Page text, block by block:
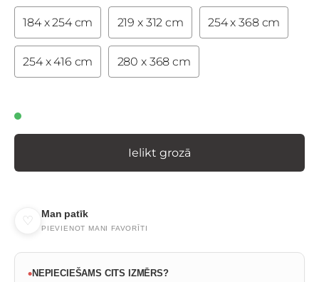
184 x 254 cm 219 x 312 cm 254 x 368 cm
254 x 416 cm 280 x 368 cm
Ielikt grozā
♡ Man patīk
PIEVIENOT MANI FAVORĪTI
•NEPIECIEŠAMS CITS IZMĒRS?